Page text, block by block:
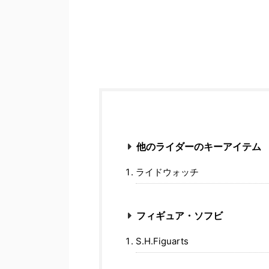
他のライダーのキーアイテム
ライドウォッチ
フィギュア・ソフビ
S.H.Figuarts